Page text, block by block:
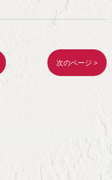
次のページ >